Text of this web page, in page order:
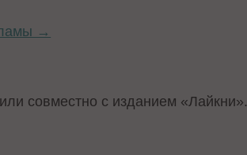
→
совместно с изданием «Лайкни».